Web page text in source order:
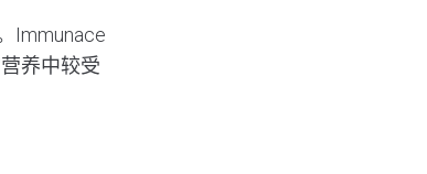
Immunace
养中较受